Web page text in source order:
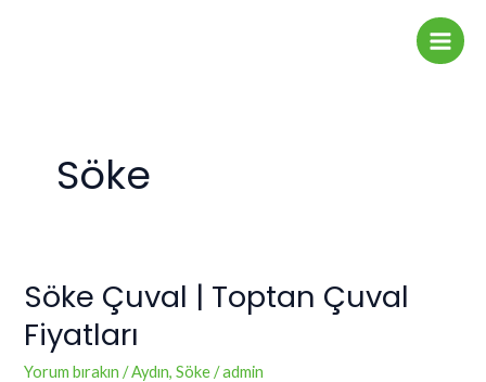
Main
Söke
Söke Çuval | Toptan Çuval
Fiyatları
Yorum bırakın /Aydın,Söke/admin
Söke
|
Toptan